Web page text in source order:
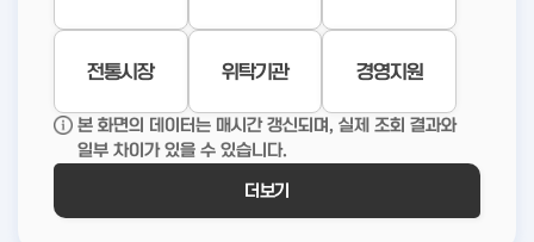
전통시장 위탁기관 경영지원
본 화면의 데이터는 매시간 갱신되며, 실제 조회 결과와
일부 차이가 있을 수 있습니다.
더보기